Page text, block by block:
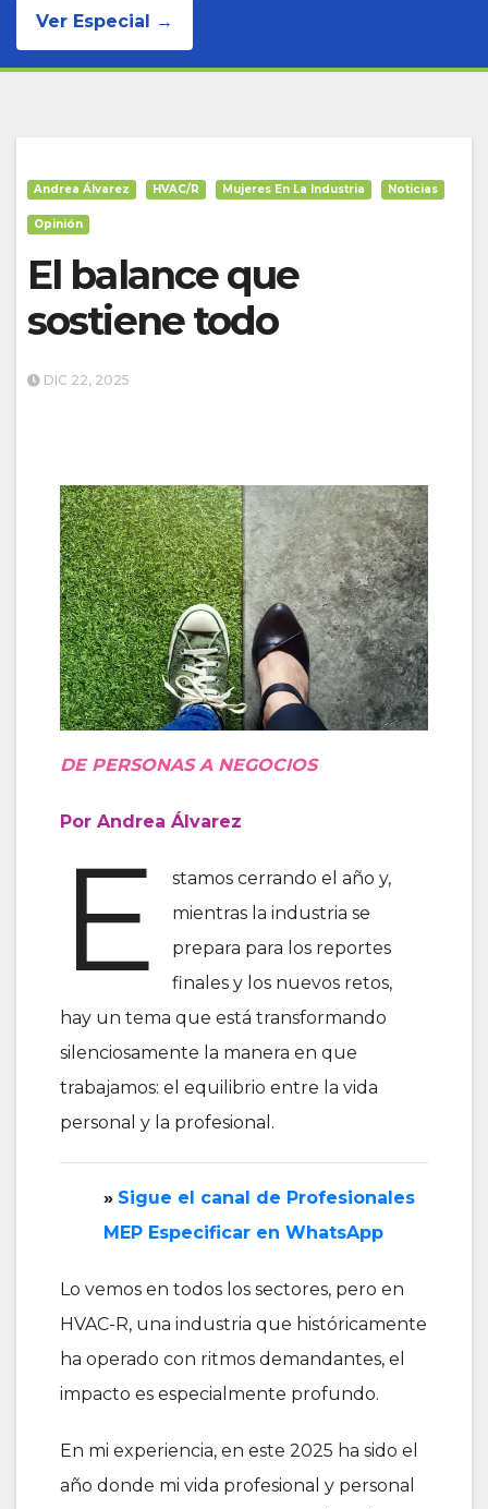
Ver Especial →
Andrea Álvarez HVAC/R Mujeres En La Industria Noticias
Opinión
El balance que
sostiene todo
DIC 22, 2025
DE PERSONAS A NEGOCIOS
Por Andrea Álvarez
E
stamos cerrando el año y,
mientras la industria se
prepara para los reportes
finales y los nuevos retos,
hay un tema que está transformando
silenciosamente la manera en que
trabajamos: el equilibrio entre la vida
personal y la profesional.
» ‎Sigue el canal de Profesionales
MEP Especificar en WhatsApp
Lo vemos en todos los sectores, pero en
HVAC-R, una industria que históricamente
ha operado con ritmos demandantes, el
impacto es especialmente profundo.
En mi experiencia, en este 2025 ha sido el
año donde mi vida profesional y personal